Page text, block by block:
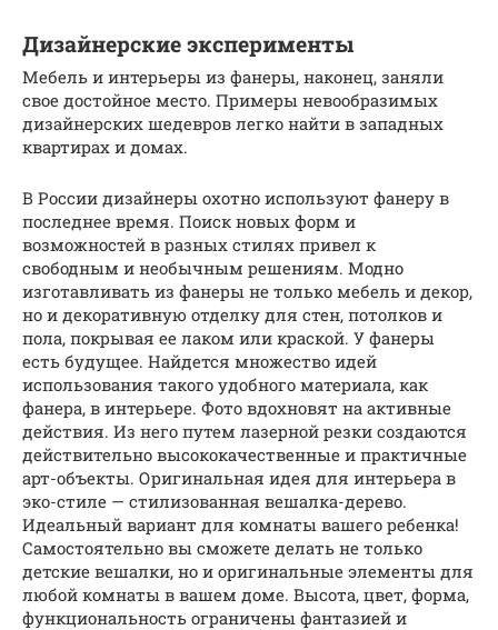
Дизайнерские эксперименты
Мебель и интерьеры из фанеры, наконец, заняли
свое достойное место. Примеры невообразимых
дизайнерских шедевров легко найти в западных
квартирах и домах.
В России дизайнеры охотно используют фанеру в
последнее время. Поиск новых форм и
возможностей в разных стилях привел к
свободным и необычным решениям. Модно
изготавливать из фанеры не только мебель и декор,
но и декоративную отделку для стен, потолков и
пола, покрывая ее лаком или краской. У фанеры
есть будущее. Найдется множество идей
использования такого удобного материала, как
фанера, в интерьере. Фото вдохновят на активные
действия. Из него путем лазерной резки создаются
действительно высококачественные и практичные
арт-объекты. Оригинальная идея для интерьера в
эко-стиле — стилизованная вешалка-дерево.
Идеальный вариант для комнаты вашего ребенка!
Самостоятельно вы сможете делать не только
детские вешалки, но и оригинальные элементы для
любой комнаты в вашем доме. Высота, цвет, форма,
функциональность ограничены фантазией и